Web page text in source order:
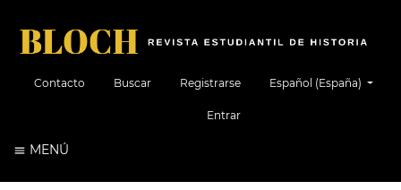
Contacto Buscar Registrarse
Entrar
Español (España)
MENÚ